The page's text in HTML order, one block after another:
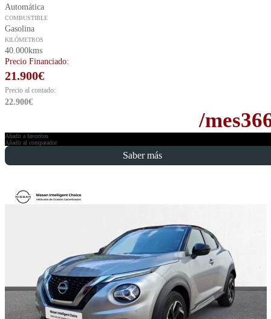
Automática
COMBUSTIBLE
Gasolina
KILÓMETROS
40.000kms
Precio Financiado:
21.900€
Precio al contado:
22.900€
/mes
Añadir a favoritos
Añadir al comparador
Saber más